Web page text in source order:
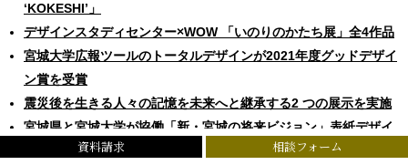
ʻKOKESHIʼ」
デザインスタディセンター×WOW 「いのりのかたち展」全4作品
宮城大学広報ツールのトータルデザインが2021年度グッドデザイ
ン賞を受賞
震災後を生きる人々の記憶を未来へと継承する2 つの展示を実施
宮城県と宮城大学が協働「新・宮城の将来ビジョン」表紙デザイ
ン案を考える資料請求 相談フォーム